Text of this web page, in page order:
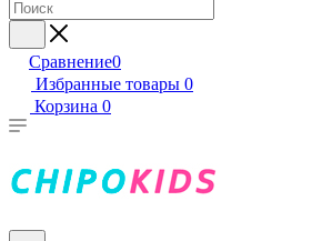
Сравнение0
Избранные товары 0
Корзина 0